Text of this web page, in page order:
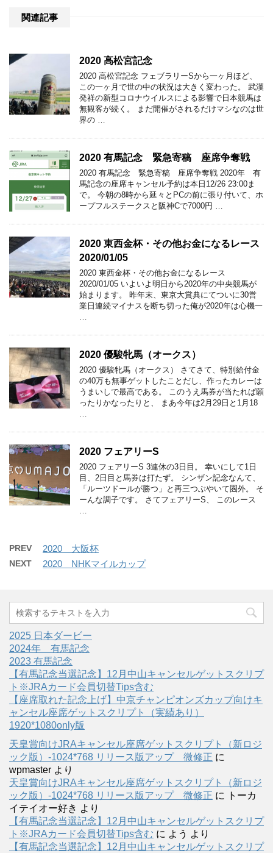
関連記事
2020 高松宮記念
2020 高松宮記念 フェブラリーSから一ヶ月ほど、
この一ヶ月で世の中の状況は大きく変わった。 武漢
発祥の新型コロナウイルスによる影響で日本競馬は
無観客が続く。 まだ開催がされるだけマシなのは世
界の …
2020 有馬記念 緊急寄稿 座席争奪戦
2020 有馬記念 緊急寄稿 座席争奪戦 2020年 有
馬記念の座席キャンセル予約は本日12/26 23:00ま
で。 今朝の8時から延々とPCの前に張り付いて、ホ
ープフルステークスと阪神Cで7000円 …
2020 東西金杯・その他お金になるレース
2020/01/05
2020 東西金杯・その他お金になるレース
2020/01/05 いよいよ明日から2020年の中央競馬が
始まります。 昨年末、東京大賞典にてついに30営
業日連続マイナスを断ち切った俺が2020年は心機一
2020 優駿牝馬（オークス）
2020 優駿牝馬（オークス） さてさて、特別給付金
の40万も無事ゲットしたことだし、作ったカレーは
うまいしで最高である。 このうえ馬券が当たれば願
ったりかなったりと、 まあ今年は2月29日と1月18
2020 フェアリーS
2020 フェアリーS 3連休の3日目。 幸いにして1日
目、2日目と馬券は打たず。 シンザン記念なんて、
「ルーツドールが勝つ」と再三つぶやいて圏外。 そ
ーんな調子です。 さてフェアリーS、 このレース
PREV 2020 大阪杯
NEXT 2020 NHKマイルカップ
2025 日本ダービー
2024年 有馬記念
2023 有馬記念
【有馬記念当選記念】12月中山キャンセルゲットスクリプ
ト※JRAカード会員切替Tips含む
【座席取れた記念上げ】中京チャンピオンズカップ向けキ
ャンセル座席ゲットスクリプト（実績あり）
1920*1080only版
天皇賞向けJRAキャンセル座席ゲットスクリプト（新ロジ
ック版）-1024*768 リリース版アップ 微修正 に
wpmaster より
天皇賞向けJRAキャンセル座席ゲットスクリプト（新ロジ
ック版）-1024*768 リリース版アップ 微修正 に
トーカ
イテイオー好き より
【有馬記念当選記念】12月中山キャンセルゲットスクリプ
ト※JRAカード会員切替Tips含む に よう より
【有馬記念当選記念】12月中山キャンセルゲットスクリプ